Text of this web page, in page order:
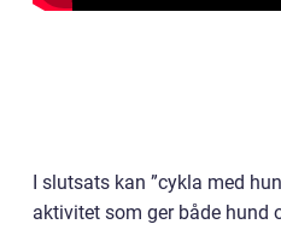
I slutsats kan ”cykla med
aktivitet som ger både hund